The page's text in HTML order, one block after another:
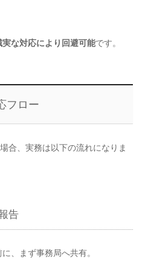
実な対応により回避可能です。
フロー
合、実務は以下の流れになりま
告
、まず事務局へ共有。